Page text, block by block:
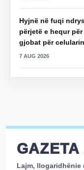
Hyjnë në fuqi
përjetë e hequr
gjobat për
7 AUG 2026
GAZETA
Lajm,